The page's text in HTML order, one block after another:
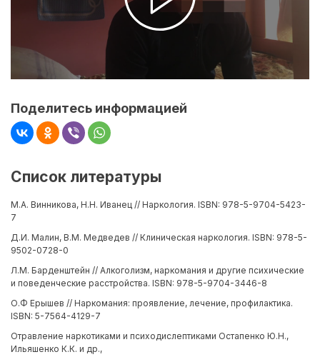
Поделитесь информацией
Список литературы
М.А. Винникова, Н.Н. Иванец // Наркология. ISBN: 978-5-9704-5423-
7
Д.И. Малин, В.М. Медведев // Клиническая наркология. ISBN: 978-5-
9502-0728-0
Л.М. Барденштейн // Алкоголизм, наркомания и другие психические
и поведенческие расстройства. ISBN: 978-5-9704-3446-8
О.Ф Ерышев // Наркомания: проявление, лечение, профилактика.
ISBN: 5-7564-4129-7
Отравление наркотиками и психодислептиками Остапенко Ю.Н.,
Ильяшенко К.К. и др.,